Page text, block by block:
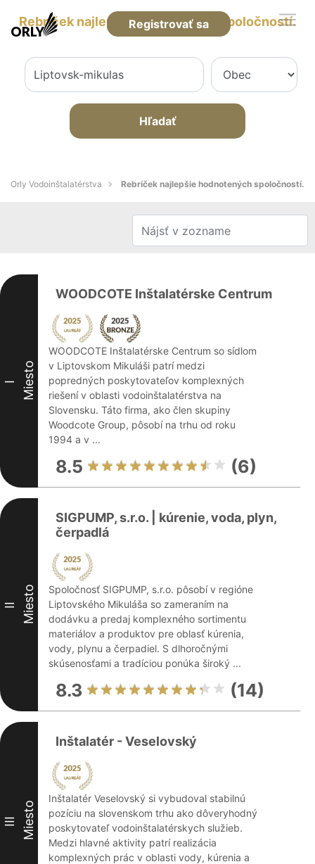
Registrovať sa
Rebríček najlepšie hodnotených spoločností.
Hľadať
Orly Vodoinštalatérstva Rebríček najlepšie hodnotených spoločností.
I Miesto
WOODCOTE Inštalatérske Centrum
WOODCOTE Inštalatérske Centrum so sídlom
v Liptovskom Mikuláši patrí medzi
popredných poskytovateľov komplexných
riešení v oblasti vodoinštalatérstva na
Slovensku. Táto firma, ako člen skupiny
Woodcote Group, pôsobí na trhu od roku
1994 a v ...
8.5 (6)
II Miesto
SIGPUMP, s.r.o. | kúrenie, voda, plyn,
čerpadlá
Spoločnosť SIGPUMP, s.r.o. pôsobí v regióne
Liptovského Mikuláša so zameraním na
dodávku a predaj komplexného sortimentu
materiálov a produktov pre oblasť kúrenia,
vody, plynu a čerpadiel. S dlhoročnými
skúsenosťami a tradíciou ponúka široký ...
8.3 (14)
III Miesto
Inštalatér - Veselovský
Inštalatér Veselovský si vybudoval stabilnú
pozíciu na slovenskom trhu ako dôveryhodný
poskytovateľ vodoinštalatérskych služieb.
Medzi hlavné aktivity patrí realizácia
komplexných prác v oblasti vody, kúrenia a